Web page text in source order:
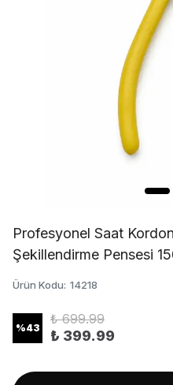
Profesyonel Saat
Şekillendirme Pensesi
Ürün Kodu: 14218
%43
₺ 699.99
₺ 399.99